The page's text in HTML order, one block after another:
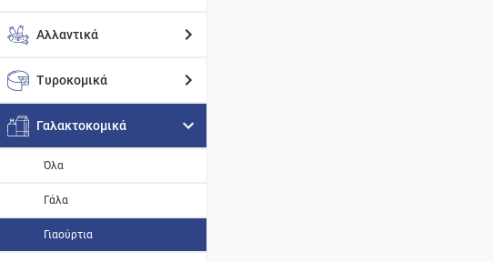
Αλλαντικά
Τυροκομικά
Γαλακτοκομικά
Όλα
Γάλα
Γιαούρτια